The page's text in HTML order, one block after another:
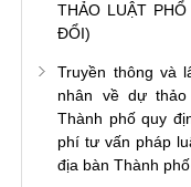
THẢO LUẬT
ĐỔI)
Truyền thông và
nhân về dự
Thành phố quy
phí tư vấn pháp
địa bàn Thành